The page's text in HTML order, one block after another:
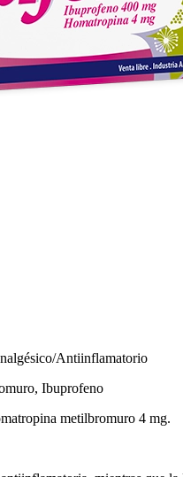
Antiinflamatorio
Ibuprofeno
metilbromuro 4 mg.